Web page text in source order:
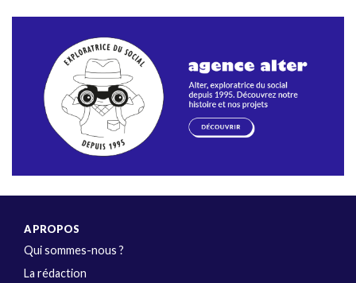
A PROPOS
Qui sommes-nous ?
La rédaction